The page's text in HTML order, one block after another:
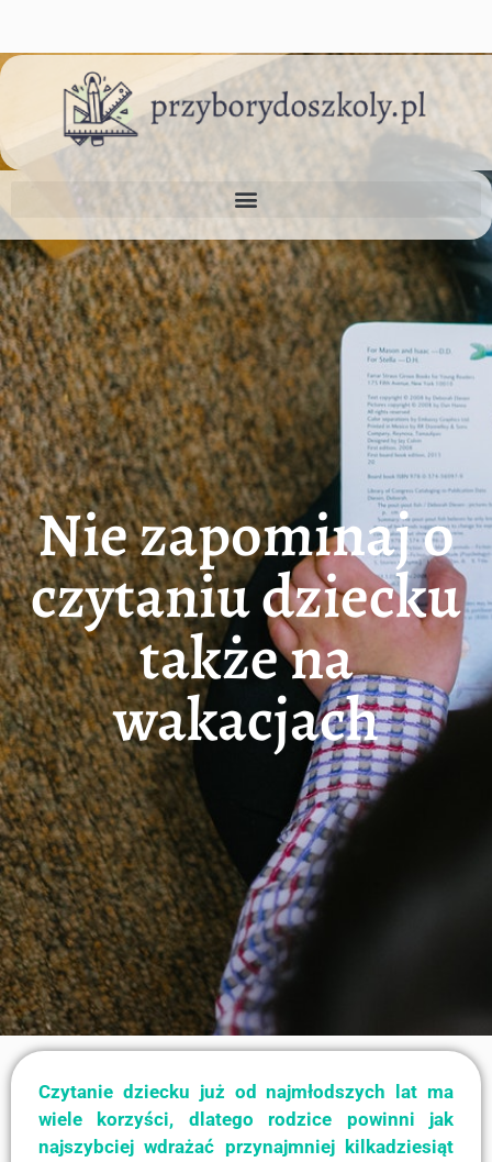
Nie zapominaj o
czytaniu dziecku
także na
wakacjach
Czytanie dziecku już od najmłodszych lat ma
wiele korzyści, dlatego rodzice powinni jak
najszybciej wdrażać przynajmniej kilkadziesiąt